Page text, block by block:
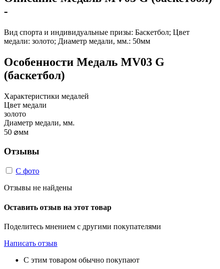
-
Вид спорта и индивидуальные призы: Баскетбол; Цвет
медали: золото; Диаметр медали, мм.: 50мм
Особенности Медаль MV03 G
(баскетбол)
Характеристики медалей
Цвет медали
золото
Диаметр медали, мм.
50 ⌀мм
Отзывы
С фото
Отзывы не найдены
Оставить отзыв на этот товар
Поделитесь мнением с другими покупателями
Написать отзыв
С этим товаром обычно покупают